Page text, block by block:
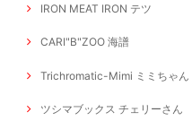
IRON MEAT IRON テツ
CARI"B"ZOO 海譜
Trichromatic-Mimi ミミちゃん
ツシマブックス チェリーさん